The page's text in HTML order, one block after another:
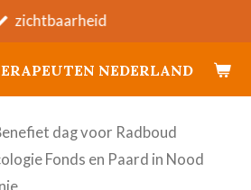
NEDERLAND
zichtbaarheid
dag voor Radboud
Fonds en Paard in Nood